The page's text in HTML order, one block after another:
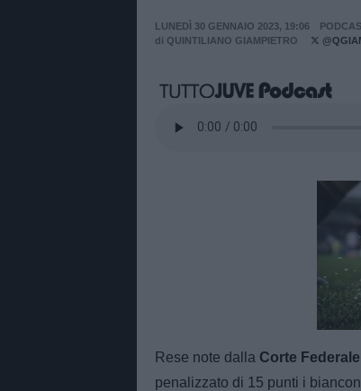
LUNEDÌ 30 GENNAIO 2023, 19:06
di QUINTILIANO GIAMPIETRO
Rese note dalla Corte
penalizzato di 15 punti i